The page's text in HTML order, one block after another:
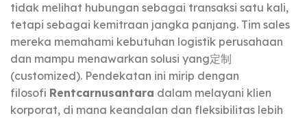
tidak melihat hubungan sebagai transaksi satu kali,
tetapi sebagai kemitraan jangka panjang. Tim sales
mereka memahami kebutuhan logistik perusahaan
dan mampu menawarkan solusi yang定制
(customized). Pendekatan ini mirip dengan
filosofi Rentcarnusantara dalam melayani klien
korporat, di mana keandalan dan fleksibilitas lebih